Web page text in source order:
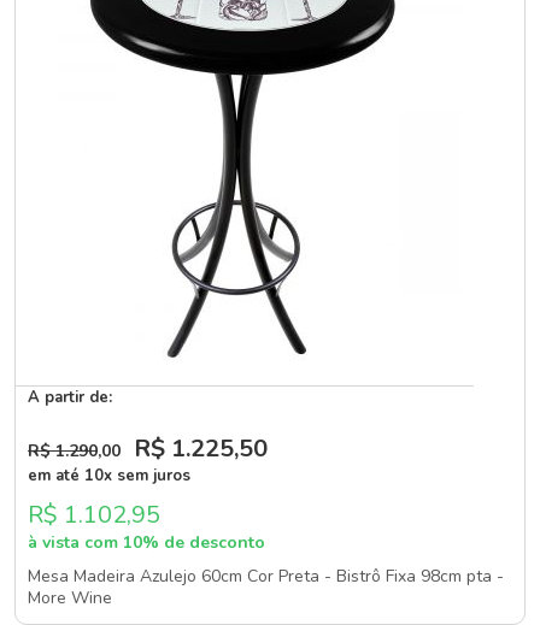
A partir de:
R$ 1.290,00 R$ 1.225,50
em até 10x sem juros
R$ 1.102,95
à vista com 10% de desconto
Mesa Madeira Azulejo 60cm Cor Preta - Bistrô Fixa 98cm pta -
More Wine